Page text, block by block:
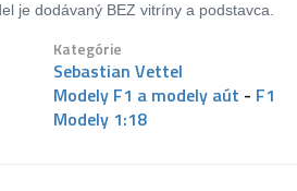
je dodávaný BEZ vitríny a podstavca.
Kategórie
Sebastian Vettel
Modely F1 a modely aút - F1
Modely 1:18